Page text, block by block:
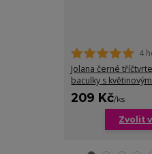
4
Jolana černé
baculky s
209 Kč/ks
Zvolit